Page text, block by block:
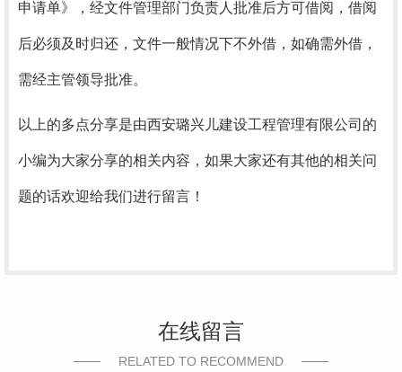
申请单》，经文件管理部门负责人批准后方可借阅，借阅
后必须及时归还，文件一般情况下不外借，如确需外借，
需经主管领导批准。
以上的多点分享是由西安璐兴儿建设工程管理有限公司的
小编为大家分享的相关内容，如果大家还有其他的相关问
题的话欢迎给我们进行留言！
在线留言
RELATED TO RECOMMEND